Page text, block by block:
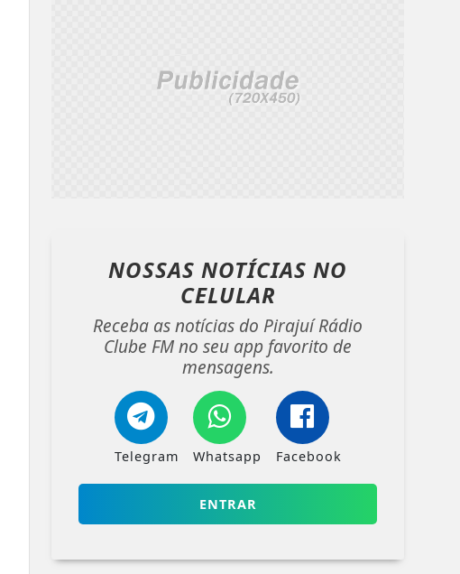
NOSSAS NOTÍCIASNO
CELULAR
Receba as notícias do Pirajuí Rádio
Clube FM no seu app favorito de
mensagens.
Telegram Whatsapp Facebook
ENTRAR